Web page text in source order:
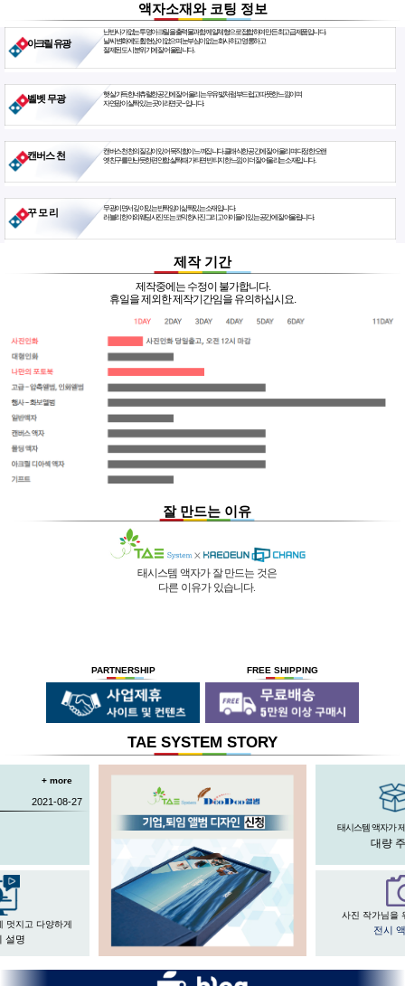
액자소재와 코팅 정보
아크릴 유광
난반사가 없는 투명아크릴을 출력물과 함께 일체형으로 접합하여 만든 최고급 제품입니다.
날씨 변화에도 휨현상이 없으며 눈부심이 없는 화사하고 영롱하고
절제된 도시 분위기에 잘 어울립니다.
벨벳 무광
햇살 가득한 네츄럴한 공간에 잘 어울리는 우유빛처럼 부드럽고 따뜻한 느낌이며
자연광이 살짝 있는 곳이라면 굿~ 입니다.
캔버스 천
캔버스천 천의 질감이 있어 묵직함이 느껴집니다. 클래식한 공간에 잘 어울리며 다정한 오랜
옛친구를 만난듯한 편안함. 살짝 때가 타면 빈티지한 느낌이 더 잘 어울리는 소재입니다.
꾸 모 리
무광이면서 깊이있는 반짝임이 삶짝있는 소재입니다.
러블리한 야외웨딩사진 또는 코믹한사진 그리고 아이들이 있는 공간에 잘 어울립니다.
제작 기간
제작중에는 수정이 불가합니다.
휴일을 제외한 제작기간임을 유의하십시요.
잘 만드는 이유
태시스템 액자가 잘 만드는 것은
다른 이유가 있습니다.
30년의 역사를 갖고 있는 회사입니다.
절대적인 제품을 만들기 위해
전 직원이 노력하고 있습니다.
세계 각국에 기계수출은 물론 기술지원을
하고 있습니다.
세계 최초로 개발하고
안전과 효과 효율을 인정받아
획득 하였습니다.
PARTNERSHIP FREE SHIPPING
TAE SYSTEM STORY
+ more
2021-08-27
태시스템 액자가
대량
멋지고 다양하게
설명
사진 작가님을
전시